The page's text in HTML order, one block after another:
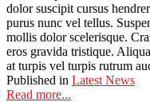
dolor suscipit cursus
purus nunc vel tellus.
mollis dolor scelerisque.
eros gravida tristique.
at turpis vel turpis rutrum
Published in Latest News
Read more...